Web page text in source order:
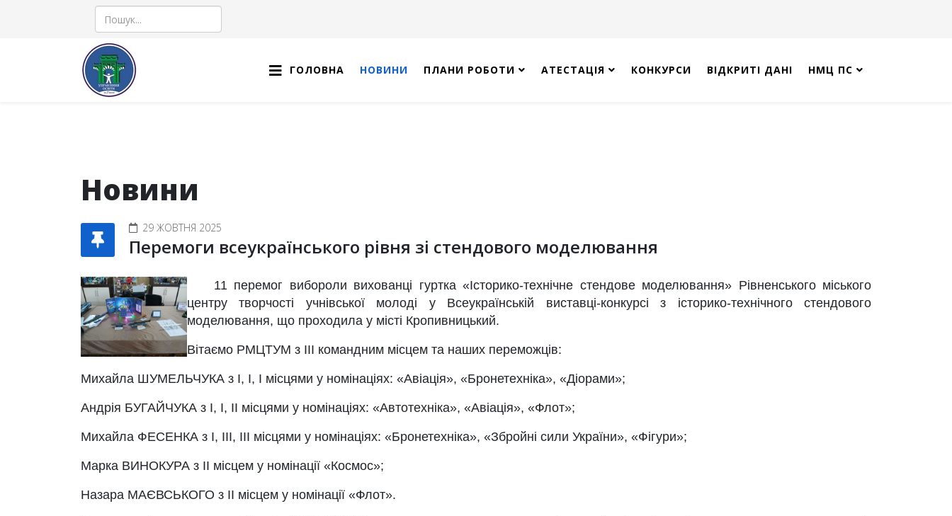
Пошук
ГОЛОВНА НОВИНИ ПЛАНИ РОБОТИ АТЕСТАЦІЯ КОНКУРСИ ВІДКРИТІ ДАНІ НМЦ ПС
Новини
29 ЖОВТНЯ 2025
Перемоги всеукраїнського рівня зі стендового моделювання
11 перемог вибороли вихованці гуртка «Історико-технічне стендове моделювання» Рівненського міського
центру творчості учнівської молоді у Всеукраїнській виставці-конкурсі з історико-технічного стендового
моделювання, що проходила у місті Кропивницький.
Вітаємо РМЦТУМ з ІІІ командним місцем та наших переможців:
Михайла ШУМЕЛЬЧУКА з І, І, І місцями у номінаціях: «Авіація», «Бронетехніка», «Діорами»;
Андрія БУГАЙЧУКА з І, І, ІІ місцями у номінаціях: «Автотехніка», «Авіація», «Флот»;
Михайла ФЕСЕНКА з І, ІІІ, ІІІ місцями у номінаціях: «Бронетехніка», «Збройні сили України», «Фігури»;
Марка ВИНОКУРА з ІІ місцем у номінації «Космос»;
Назара МАЄВСЬКОГО з ІІ місцем у номінації «Флот».